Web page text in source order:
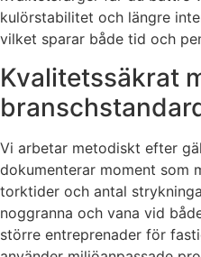
kulörstabilitet och längre
vilket sparar både tid och
Kvalitetssäkrat
Vi arbetar metodiskt efter
dokumenterar moment som
torktider och antal
noggranna och vana vid
större entreprenader för